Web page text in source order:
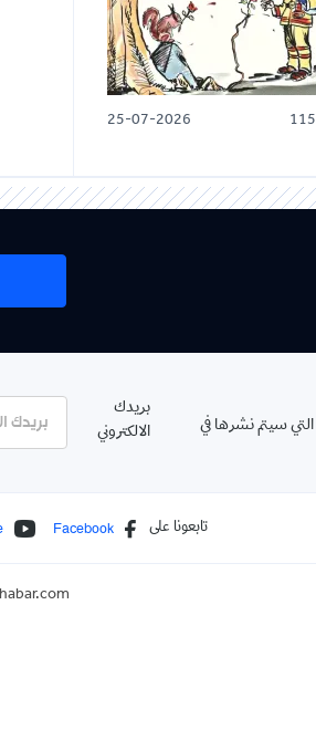
25-07-2026
سيتم نشرها في
بريدك
الالكتروني
تابعونا على Facebook